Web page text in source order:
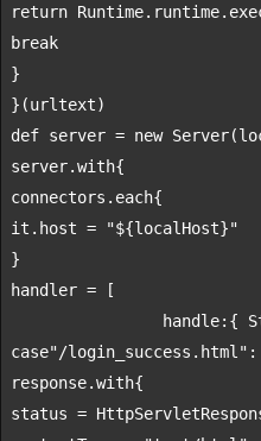
return
break
}
def server = new
server.with{
connectors. each{
it.host =
"${localHost}"
}
                handle
:{
case"/login_success.html" :
response.with{
status =